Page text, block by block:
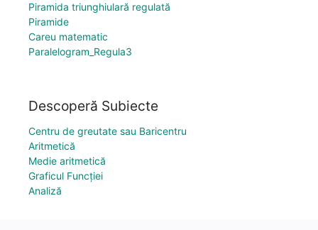
Piramida triunghiulară regulată
Piramide
Careu matematic
Paralelogram_Regula3
Descoperă Subiecte
Centru de greutate sau Baricentru
Aritmetică
Medie aritmetică
Graficul Funcției
Analiză